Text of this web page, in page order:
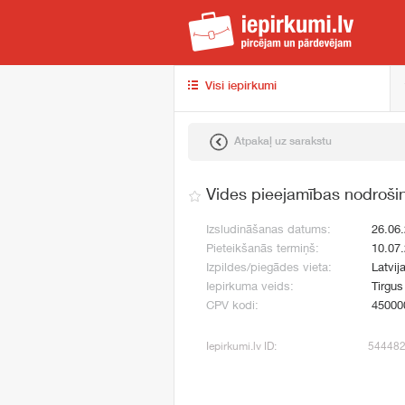
Visi iepirkumi
Atpakaļ uz sarakstu
Vides pieejamības
Izsludināšanas datums:
Pieteikšanās termiņš:
Izpildes/piegādes vieta:
Iepirkuma veids:
CPV kodi:
Iepirkumi.lv ID: